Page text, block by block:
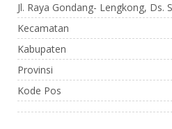
Jl. Raya Gondang- Lengkong, Ds.
Kecamatan
Kabupaten
Provinsi
Kode Pos